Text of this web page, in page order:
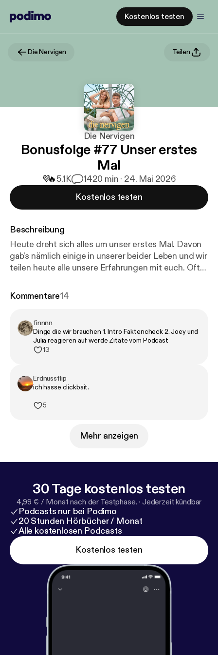
Kostenlos testen
Die Nervigen Teilen
Die Nervigen
Bonusfolge #77 Unser erstes
Mal
💜🔥5.1K 1420 min · 24. Mai 2026
Kostenlos testen
Beschreibung
Heute dreht sich alles um unser erstes Mal. Davon
gab’s nämlich einige in unserer beider Leben und wir
teilen heute alle unsere Erfahrungen mit euch. Oft
erwarten, dass alles reibungslos klappt, aber das
das bei uns alles so ablief. Schicke deine Story für
den Kummerkasten an
dienervigenfanmail@gmail.com . Eine neue
Podimo.🧡
Kommentare14
finnnn
Dinge die wir brauchen 1. Intro Faktencheck 2. Joey und
Julia reagieren auf werde Zitate vom Podcast
13
Erdnussflip
ich hasse clickbait.
5
Mehr anzeigen
30 Tage kostenlos testen
4,99 € / Monat nach der Testphase. · Jederzeit kündbar
Podcasts nur bei Podimo
20 Stunden Hörbücher / Monat
Alle kostenlosen Podcasts
Kostenlos testen